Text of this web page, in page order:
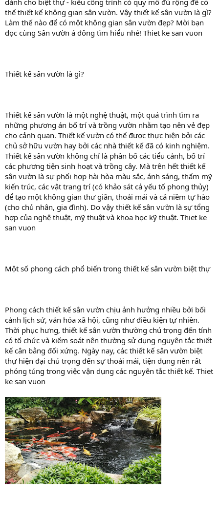
thể thiết kế không gian sân vườn. Vậy thiết kế sân vườn là gì?
Làm thế nào để có một không gian sân vườn đẹp? Mời bạn
đọc cùng Sân vườn á đông tìm hiểu nhé! Thiet ke san vuon
Thiết kế sân vườn là gì?
Thiết kế sân vườn là một nghệ thuật, một quá trình tìm ra
những phương án bố trí và trồng vườn nhằm tạo nên vẻ đẹp
cho cảnh quan. Thiết kế vườn có thể được thực hiện bởi các
chủ sở hữu vườn hay bởi các nhà thiết kế đã có kinh nghiệm.
Thiết kế sân vườn không chỉ là phân bố các tiểu cảnh, bố trí
các phương tiện sinh hoạt và trồng cây. Mà trên hết thiết kế
sân vườn là sự phối hợp hài hòa màu sắc, ánh sáng, thẩm mỹ
kiến trúc, các vật trang trí (có khảo sát cả yếu tố phong thủy)
để tạo một không gian thư giãn, thoải mái và cả niềm tự hào
(cho chủ nhân, gia đình). Do vậy thiết kế sân vườn là sự tổng
hợp của nghệ thuật, mỹ thuật và khoa học kỹ thuật. Thiet ke
san vuon
Một số phong cách phổ biến trong thiết kế sân vườn biệt thự
Phong cách thiết kế sân vườn chịu ảnh hưởng nhiều bởi bối
cảnh lịch sử, văn hóa xã hội, cũng như điều kiện tự nhiên.
Thời phục hưng, thiết kế sân vườn thường chú trọng đến tính
có tổ chức và kiểm soát nên thường sử dụng nguyên tắc thiết
kế cân bằng đối xứng. Ngày nay, các thiết kế sân vườn biệt
thự hiện đại chú trọng đến sự thoải mái, tiện dụng nên rất
phóng túng trong việc vận dụng các nguyên tắc thiết kế. Thiet
ke san vuon